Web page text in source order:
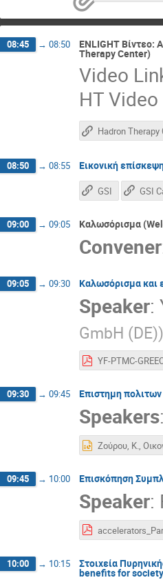
08:45 → 08:50 ENLIGHT Βίντεο:
Therapy Center)
Video
HT
08:50 → 08:55 Εικονική
GSI
09:00 → 09:05 Καλωσόρισμα
Convener
09:05 → 09:30 Καλωσόρισμα και
Speaker:
GmbH (DE))
09:30 → 09:45 Eπιστημη
Speakers:
09:45 → 10:00 Επισκόπηση
Speaker:
10:00 → 10:15 Στοιχεία
benefits for